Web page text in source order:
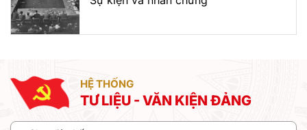
HỆ THỐNG
TƯ LIỆU - VĂN KIỆN ĐẢNG